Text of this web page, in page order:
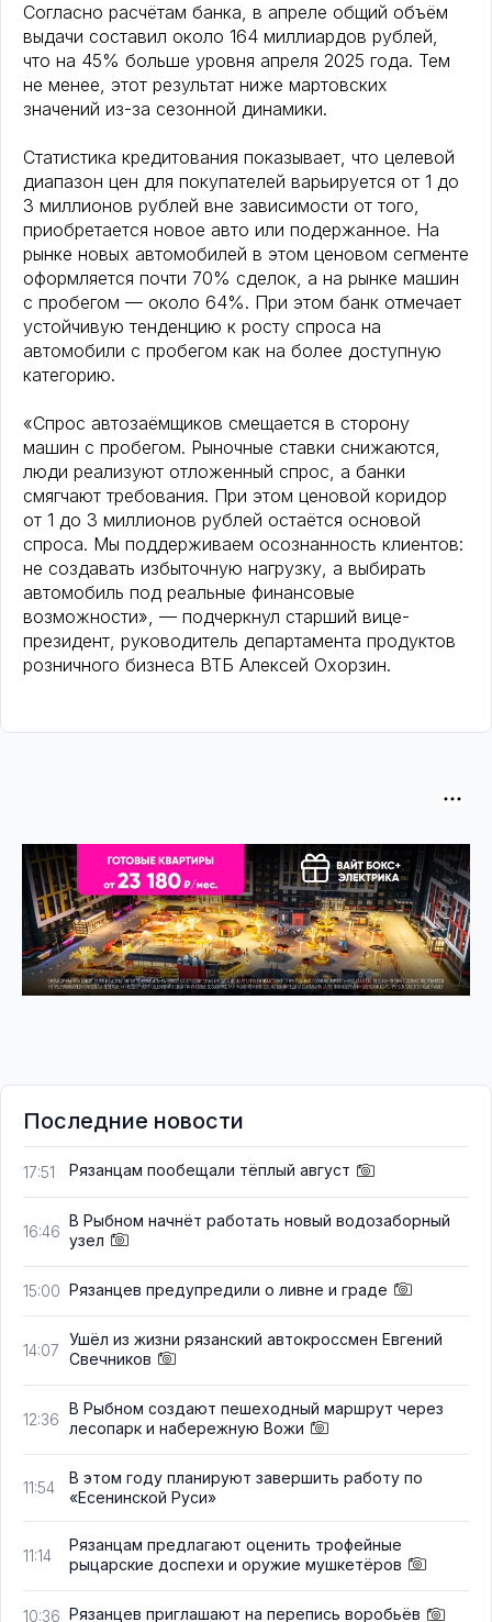
Согласно расчётам банка, в апреле общий объём
выдачи составил около 164 миллиардов рублей,
что на 45% больше уровня апреля 2025 года. Тем
не менее, этот результат ниже мартовских
значений из-за сезонной динамики.
Статистика кредитования показывает, что целевой
диапазон цен для покупателей варьируется от 1 до
3 миллионов рублей вне зависимости от того,
приобретается новое авто или подержанное. На
рынке новых автомобилей в этом ценовом сегменте
оформляется почти 70% сделок, а на рынке машин
с пробегом — около 64%. При этом банк отмечает
устойчивую тенденцию к росту спроса на
автомобили с пробегом как на более доступную
категорию.
«Спрос автозаёмщиков смещается в сторону
машин с пробегом. Рыночные ставки снижаются,
люди реализуют отложенный спрос, а банки
смягчают требования. При этом ценовой коридор
от 1 до 3 миллионов рублей остаётся основой
спроса. Мы поддерживаем осознанность клиентов:
не создавать избыточную нагрузку, а выбирать
автомобиль под реальные финансовые
возможности», — подчеркнул старший вице-
президент, руководитель департамента продуктов
розничного бизнеса ВТБ Алексей Охорзин.
Последние новости
17:51 Рязанцам пообещали тёплый август
16:46
В Рыбном начнёт работать новый водозаборный
узел
15:00 Рязанцев предупредили о ливне и граде
14:07
Ушёл из жизни рязанский автокроссмен Евгений
Свечников
12:36
В Рыбном создают пешеходный маршрут через
лесопарк и набережную Вожи
11:54
В этом году планируют завершить работу по
«Есенинской Руси»
11:14
Рязанцам предлагают оценить трофейные
рыцарские доспехи и оружие мушкетёров
10:36 Рязанцев приглашают на перепись воробьёв